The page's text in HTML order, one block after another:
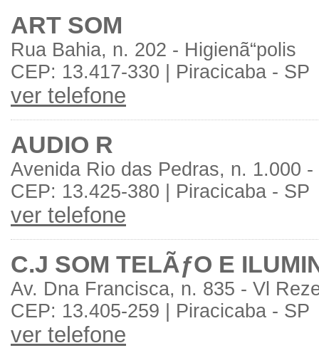
ART SOM
Rua Bahia, n. 202 - Higienã“polis
CEP: 13.417-330 | Piracicaba - SP
ver telefone
AUDIO R
Avenida Rio das Pedras, n. 1.000 -
CEP: 13.425-380 | Piracicaba - SP
ver telefone
C.J SOM TELÃƒO E
Av. Dna Francisca, n. 835 - Vl
CEP: 13.405-259 | Piracicaba - SP
ver telefone